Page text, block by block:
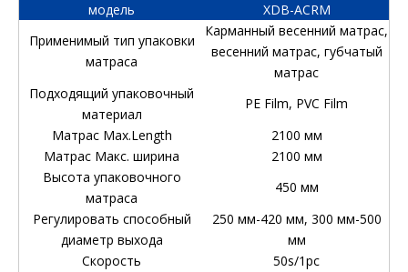
модель
XDB-ACRM
Применимый тип упаковки
матраса
Карманный весенний матрас,
весенний матрас, губчатый
матрас
Подходящий упаковочный
материал
PE Film, PVC Film
Матрас Max.Length
2100 мм
Матрас Макс. ширина
2100 мм
Высота упаковочного
матраса
450 мм
Регулировать способный
диаметр выхода
250 мм-420 мм, 300 мм-500
мм
Скорость
50s/1pc